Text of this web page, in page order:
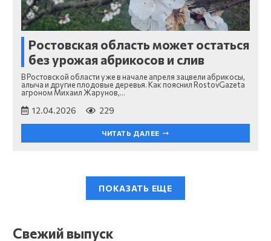
Ростовская область может остаться
без урожая абрикосов и слив
В Ростовской области уже в начале апреля зацвели абрикосы,
алыча и другие плодовые деревья. Как пояснил RostovGazeta
агроном Михаил Жарунов,…
12.04.2026 229
ЧИТАТЬ ДАЛЕЕ
ПОКАЗАТЬ ЕЩЕ
Свежий выпуск